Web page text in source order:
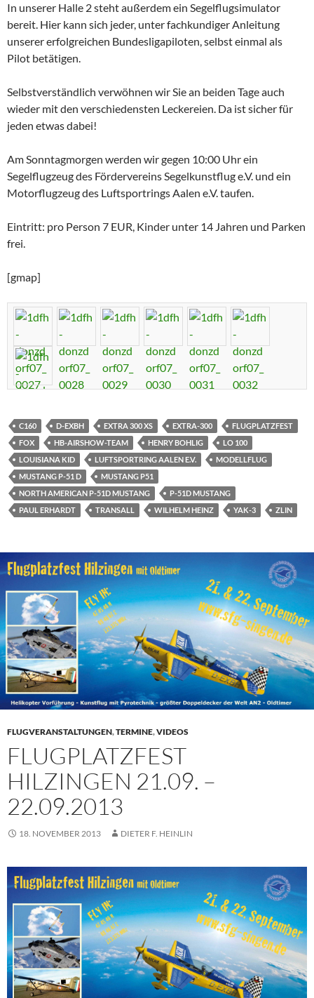
In unserer Halle 2 steht außerdem ein Segelflugsimulator
bereit. Hier kann sich jeder, unter fachkundiger Anleitung
unserer erfolgreichen Bundesligapiloten, selbst einmal als
Pilot betätigen.
Selbstverständlich verwöhnen wir Sie an beiden Tage auch
wieder mit den verschiedensten Leckereien. Da ist sicher für
jeden etwas dabei!
Am Sonntagmorgen werden wir gegen 10:00 Uhr ein
Segelflugzeug des Fördervereins Segelkunstflug e.V. und ein
Motorflugzeug des Luftsportrings Aalen e.V. taufen.
Eintritt: pro Person 7 EUR, Kinder unter 14 Jahren und Parken
frei.
[gmap]
C160 D-EXBH EXTRA 300 XS EXTRA-300
FLUGPLATZFEST
FOX
HB-AIRSHOW-TEAM HENRY BOHLIG
LO 100
LOUISIANA KID
LUFTSPORTRING AALEN E.V.
MODELLFLUG
MUSTANG P-51 D
MUSTANG P51
NORTH AMERICAN P-51D MUSTANG
P-51D MUSTANG
PAUL ERHARDT
TRANSALL WILHELM HEINZ YAK-3 ZLIN
FLUGVERANSTALTUNGEN,TERMINE,VIDEOS
FLUGPLATZFEST
HILZINGEN 21.09. –
22.09.2013
18. NOVEMBER 2013 DIETER F. HEINLIN